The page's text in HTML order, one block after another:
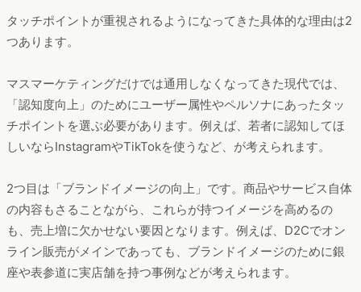
タッチポイントが重視されるようになってきた具体的な理由は2
つあります。
マスマーケティングだけでは通用しなくなってきた現代では、
「認知度向上」のためにユーザー属性やペルソナにあったタッ
チポイントを選ぶ必要があります。例えば、若者に認知してほ
しいならInstagramやTikTokを使うなど、が考えられます。
2つ目は「ブランドイメージの向上」です。商品やサービス自体
の内容もさることながら、これらが持つイメージを高めるの
も、売上増に欠かせない要因となります。例えば、D2Cでオン
ライン販売がメインであっても、ブランドイメージのために銀
座や表参道に実店舗を持つ事例などが考えられます。